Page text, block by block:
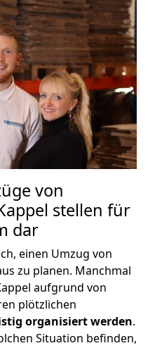
von
stellen für
dar
einen Umzug von
zu planen. Manchmal
aufgrund von
plötzlichen
organisiert werden.
Situation befinden,